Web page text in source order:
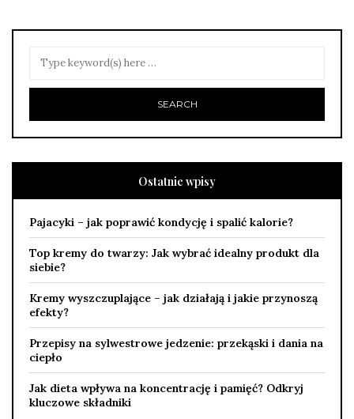
Ostatnie wpisy
Pajacyki – jak poprawić kondycję i spalić kalorie?
Top kremy do twarzy: Jak wybrać idealny produkt dla
siebie?
Kremy wyszczuplające – jak działają i jakie przynoszą
efekty?
Przepisy na sylwestrowe jedzenie: przekąski i dania na
ciepło
Jak dieta wpływa na koncentrację i pamięć? Odkryj
kluczowe składniki